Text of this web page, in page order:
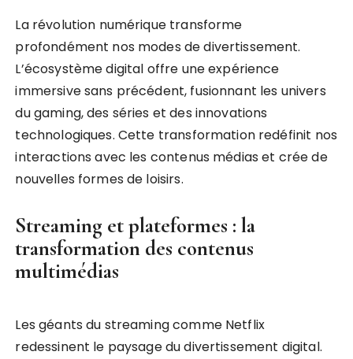
La révolution numérique transforme
profondément nos modes de divertissement.
L’écosystème digital offre une expérience
immersive sans précédent, fusionnant les univers
du gaming, des séries et des innovations
technologiques. Cette transformation redéfinit nos
interactions avec les contenus médias et crée de
nouvelles formes de loisirs.
Streaming et plateformes : la
transformation des contenus
multimédias
Les géants du streaming comme Netflix
redessinent le paysage du divertissement digital.